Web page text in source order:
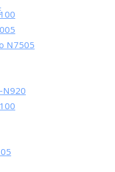
N7505
N920